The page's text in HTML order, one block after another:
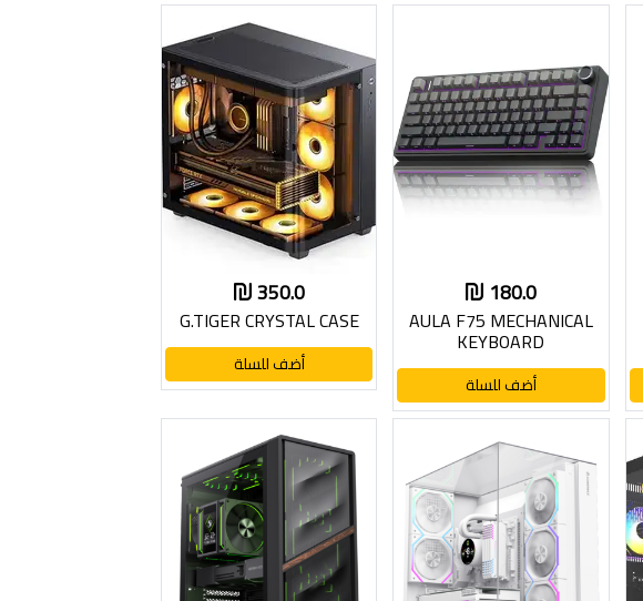
180.0
AULA F75 MECHANICAL
KEYBOARD
أضف للسلة
350.0
G.TIGER CRYSTAL CASE
أضف للسلة